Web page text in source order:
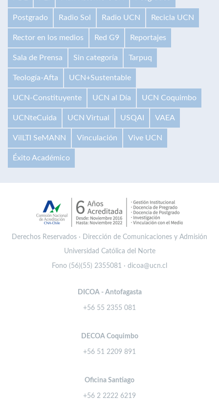
Postgrado Radio Sol Radio UCN Recicla UCN
Rector en los medios Red G9 Reportajes
Sala de Prensa Sin categoría Tarpuq
Teología-Afta UCN+Sustentable
UCN-Constituyente UCN al Día UCN Coquimbo
UCNteCuida UCN Virtual USQAI VAEA
VilLTI SeMANN Vinculación Vive UCN
Éxito Académico
Derechos Reservados · Dirección de Comunicaciones y Admisión
Universidad Católica del Norte
Fono (56)(55) 2355081 · dicoa@ucn.cl
DICOA - Antofagasta
+56 55 2355 081
DECOA Coquimbo
+56 51 2209 891
Oficina Santiago
+56 2 2222 6219